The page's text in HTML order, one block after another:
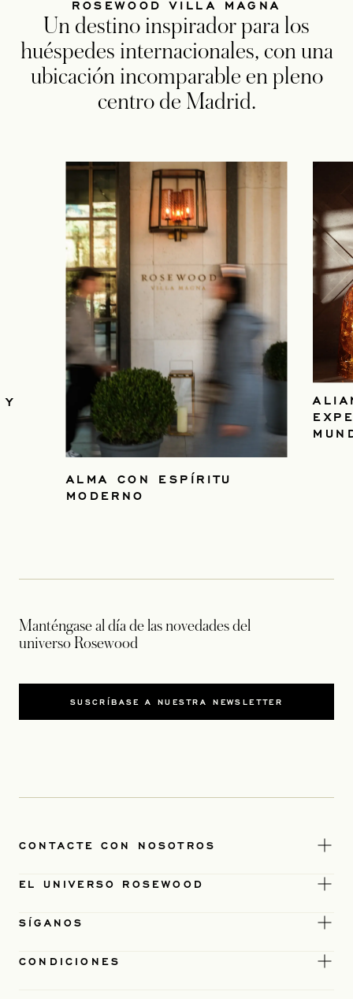
ROSEWOOD VILLA MAGNA
Un destino inspirador para los
huéspedes internacionales, con una
ubicación incomparable en pleno
centro de Madrid.
Y
ALMA CON ESPÍRITU
MODERNO
Manténgase al día de las novedades del
universo Rosewood
SUSCRÍBASE A NUESTRA NEWSLETTER
CONTACTE CON NOSOTROS
EL UNIVERSO ROSEWOOD
SÍGANOS
CONDICIONES